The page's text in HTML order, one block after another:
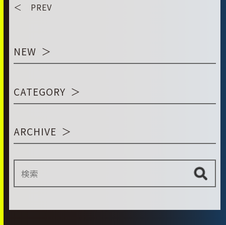
＜ PREV
NEW
CATEGORY
ARCHIVE